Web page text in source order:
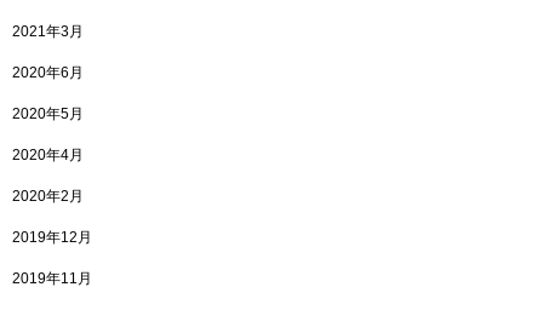
2021年3月
2020年6月
2020年5月
2020年4月
2020年2月
2019年12月
2019年11月